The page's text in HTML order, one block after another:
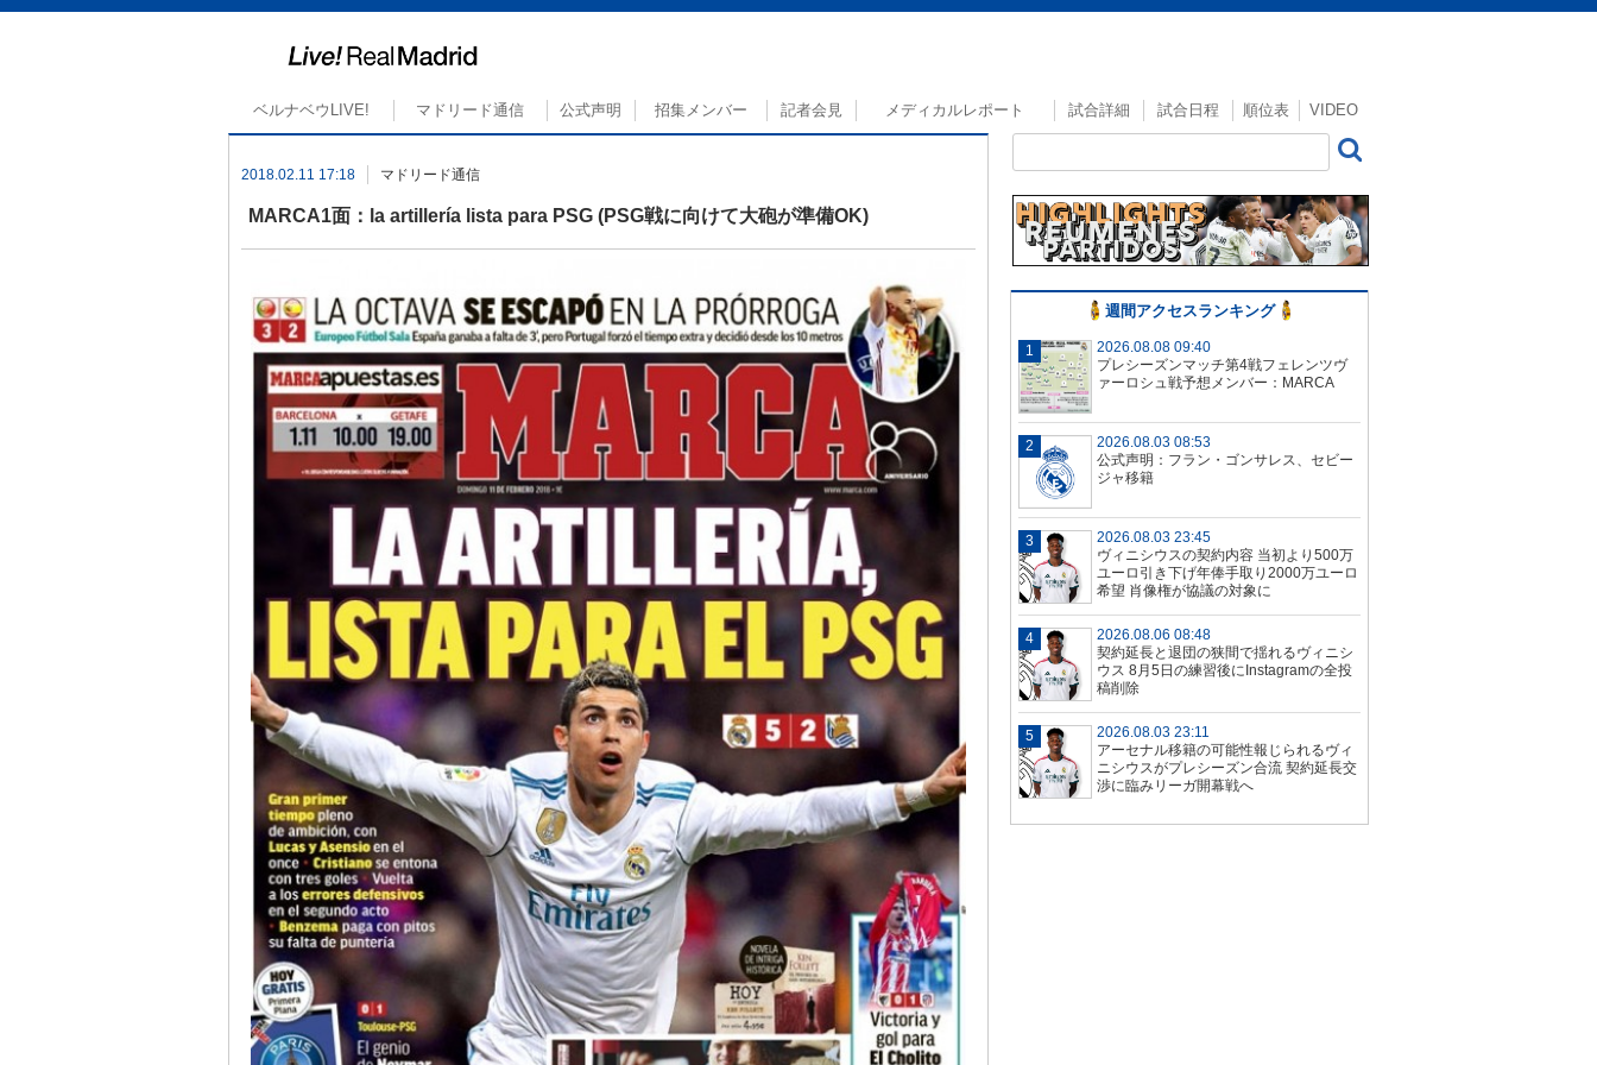
ベルナベウLIVE! マドリード通信 公式声明 招集メンバー 記者会見 メディカルレポート 試合詳細 試合日程 順位表 VIDEO
2018.02.11 17:18 マドリード通信
MARCA1面：la artillería lista para PSG (PSG戦に向けて大砲が準備OK)
週間アクセスランキング
2026.08.08 09:40
プレシーズンマッチ第4戦フェレンツヴ
ァーロシュ戦予想メンバー：MARCA
2026.08.03 08:53
公式声明：フラン・ゴンサレス、セビー
ジャ移籍
2026.08.03 23:45
ヴィニシウスの契約内容 当初より500万
ユーロ引き下げ年俸手取り2000万ユーロ
希望 肖像権が協議の対象に
2026.08.06 08:48
契約延長と退団の狭間で揺れるヴィニシ
ウス 8月5日の練習後にInstagramの全投
稿削除
2026.08.03 23:11
アーセナル移籍の可能性報じられるヴィ
ニシウスがプレシーズン合流 契約延長交
渉に臨みリーガ開幕戦へ